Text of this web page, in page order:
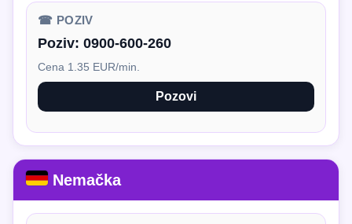
☎ POZIV
Poziv: 0900-600-260
Cena 1.35 EUR/min.
Pozovi
Nemačka